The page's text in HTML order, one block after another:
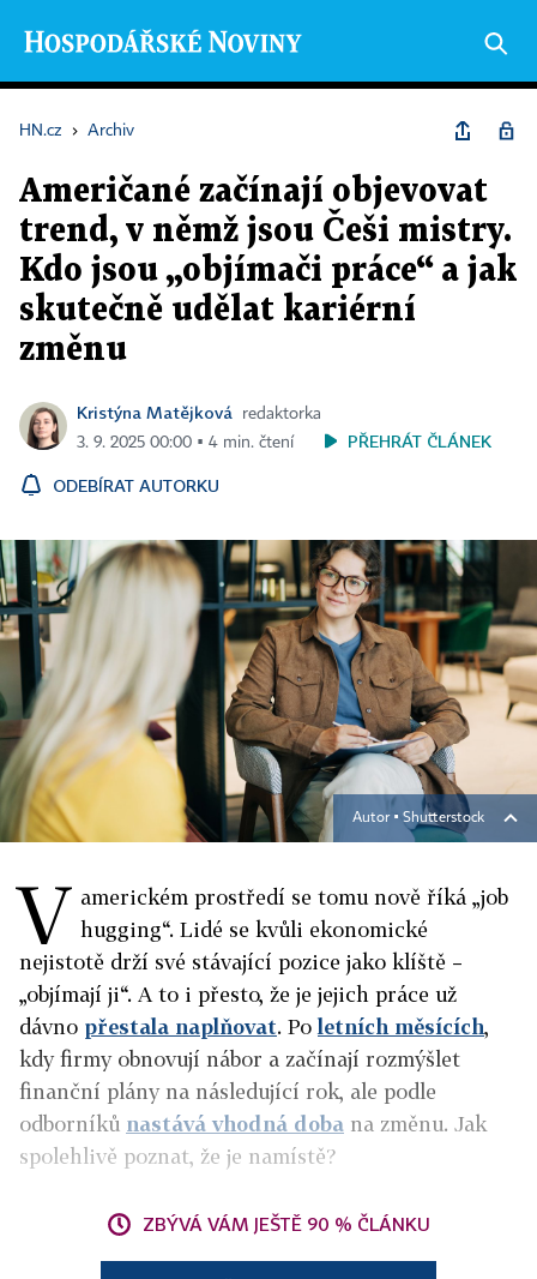
HN.cz › Archiv
Američané začínají objevovat
trend, v němž jsou Češi mistry.
Kdo jsou „objímači práce“ a jak
skutečně udělat kariérní
změnu
Kristýna Matějková
redaktorka
3. 9. 2025 00:00 ▪ 4 min. čtení
PŘEHRÁT ČLÁNEK
ODEBÍRAT AUTORKU
Autor ▪ Shutterstock
V americkém prostředí se tomu nově říká „job
hugging“. Lidé se kvůli ekonomické
nejistotě drží své stávající pozice jako klíště –
„objímají ji“. A to i přesto, že je jejich práce už
dávno přestala naplňovat. Po letních měsících,
kdy firmy obnovují nábor a začínají rozmýšlet
finanční plány na následující rok, ale podle
odborníků nastává vhodná doba na změnu. Jak
spolehlivě poznat, že je namístě?
ZBÝVÁ VÁM JEŠTĚ 90 % ČLÁNKU